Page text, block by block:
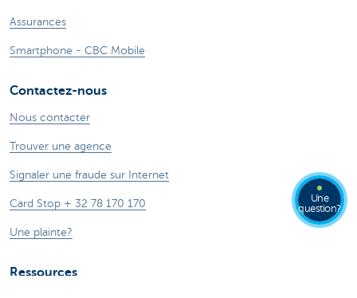
Assurances
Smartphone - CBC Mobile
Contactez-nous
Nous contacter
Trouver une agence
Signaler une fraude sur Internet
Card Stop + 32 78 170 170
Une plainte?
Ressources
Une
question?